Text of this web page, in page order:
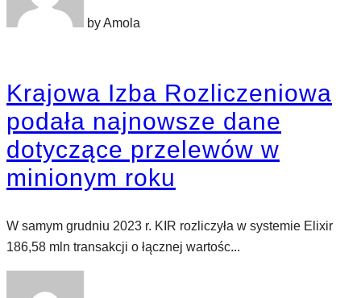
by Amola
Krajowa Izba Rozliczeniowa
podała najnowsze dane
dotyczące przelewów w
minionym roku
W samym grudniu 2023 r. KIR rozliczyła w systemie Elixir
186,58 mln transakcji o łącznej wartośc...